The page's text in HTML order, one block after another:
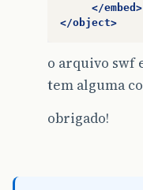
</embed>
</object>
o arquivo swf
tem alguma
obrigado!